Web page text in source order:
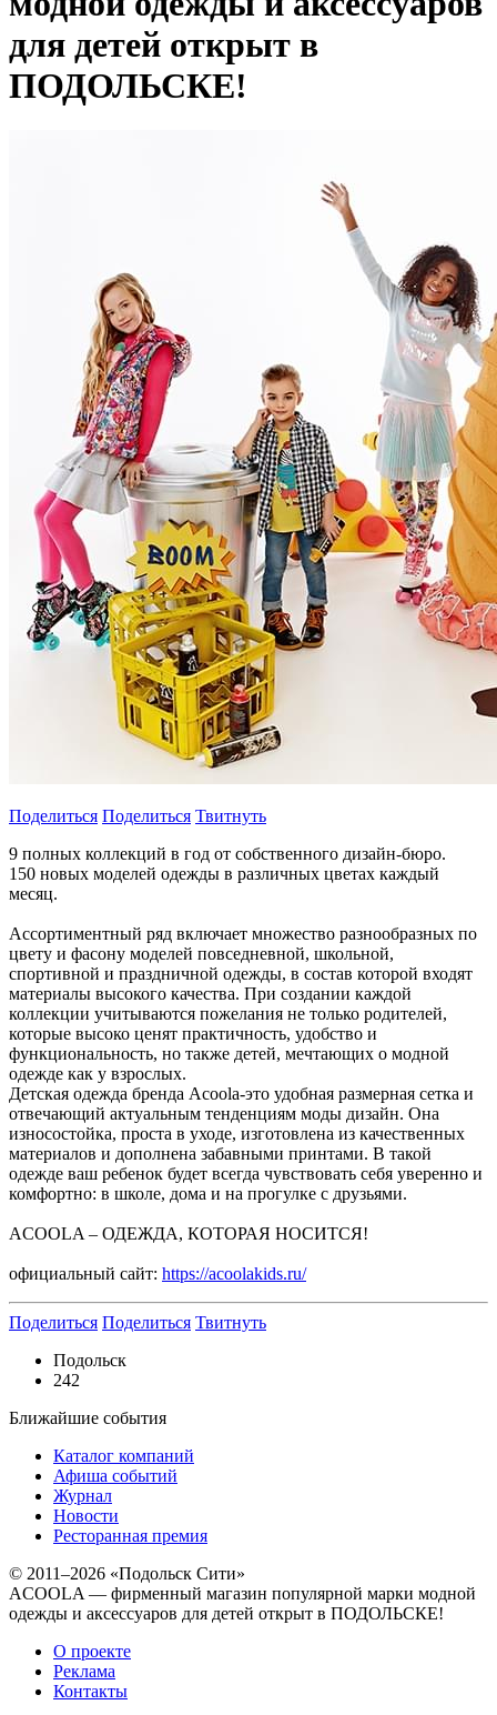
для детей открыт в
ПОДОЛЬСКЕ!
Поделиться Поделиться Твитнуть
9 полных коллекций в год от собственного дизайн-бюро.
150 новых моделей одежды в различных цветах каждый
месяц.
Ассортиментный ряд включает множество разнообразных по
цвету и фасону моделей повседневной, школьной,
спортивной и праздничной одежды, в состав которой входят
материалы высокого качества. При создании каждой
коллекции учитываются пожелания не только родителей,
которые высоко ценят практичность, удобство и
функциональность, но также детей, мечтающих о модной
одежде как у взрослых.
Детская одежда бренда Acoola-это удобная размерная сетка и
отвечающий актуальным тенденциям моды дизайн. Она
износостойка, проста в уходе, изготовлена из качественных
материалов и дополнена забавными принтами. В такой
одежде ваш ребенок будет всегда чувствовать себя уверенно и
комфортно: в школе, дома и на прогулке с друзьями.
ACOOLA – ОДЕЖДА, КОТОРАЯ НОСИТСЯ!
официальный сайт: https://acoolakids.ru/
Поделиться Поделиться Твитнуть
Подольск
242
Ближайшие события
Каталог компаний
Афиша событий
Журнал
Новости
Ресторанная премия
© 2011–2026 «Подольск Сити»
ACOOLA — фирменный магазин популярной марки модной
одежды и аксессуаров для детей открыт в ПОДОЛЬСКЕ!
О проекте
Реклама
Контакты